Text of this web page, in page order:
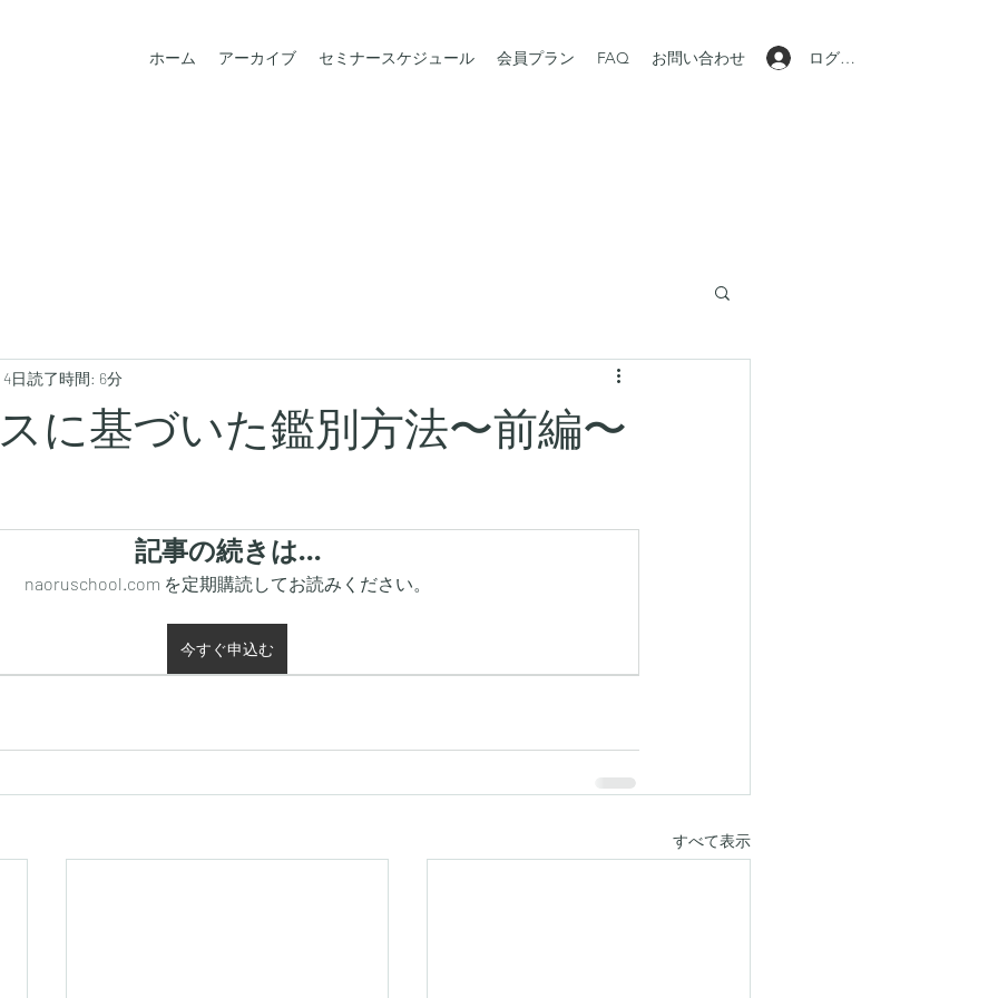
ホーム アーカイブ セミナースケジュール 会員プラン FAQ お問い合わせ ログイン
に基づいた鑑別方法〜前編〜
4日読了時間: 6分
記事の続きは…
naoruschool.com を定期購読してお読みください。
今すぐ申込む
すべて表示